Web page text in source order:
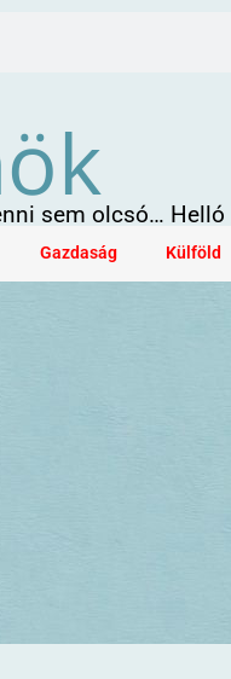
sem olcsó… Helló
Gazdaság Külföld